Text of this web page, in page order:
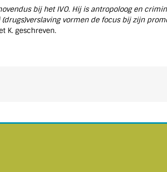
bij het IVO. Hij is antropoloog en
vormen de focus bij zijn
K. geschreven.